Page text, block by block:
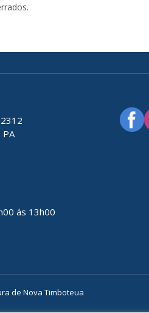
PA
ás 13h00
de Nova Timboteua